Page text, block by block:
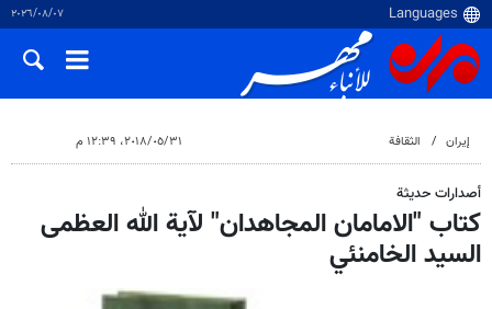
٠٧‏/٠٨‏/٢٠٢٦
إيران الثقافة ٣١‏/٠٥‏/٢٠١٨، ١٢:٣٩ م
أصدارات حديثة
كتاب "الامامان المجاهدان" لآية الله العظمى
السيد الخامنئي